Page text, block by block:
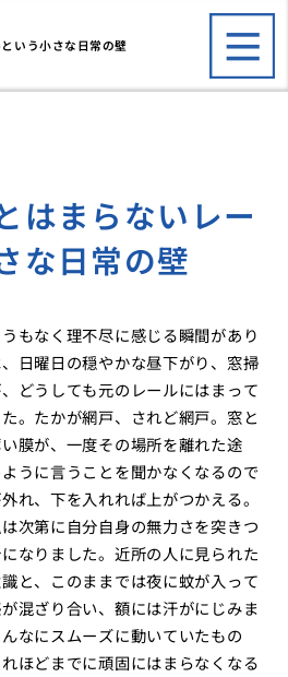
いう小さな日常の壁
はまらないレー
な日常の壁
もなく理不尽に感じる瞬間があり
日曜日の穏やかな昼下がり、窓掃
どうしても元のレールにはまって
。たかが網戸、されど網戸。窓と
膜が、一度その場所を離れた途
うに言うことを聞かなくなるので
れ、下を入れれば上がつかえる。
次第に自分自身の無力さを突きつ
なりました。近所の人に見られた
と、このままでは夜に蚊が入って
混ざり合い、額には汗がにじみま
なにスムーズに動いていたもの
ほどまでに頑固にはまらなくなる